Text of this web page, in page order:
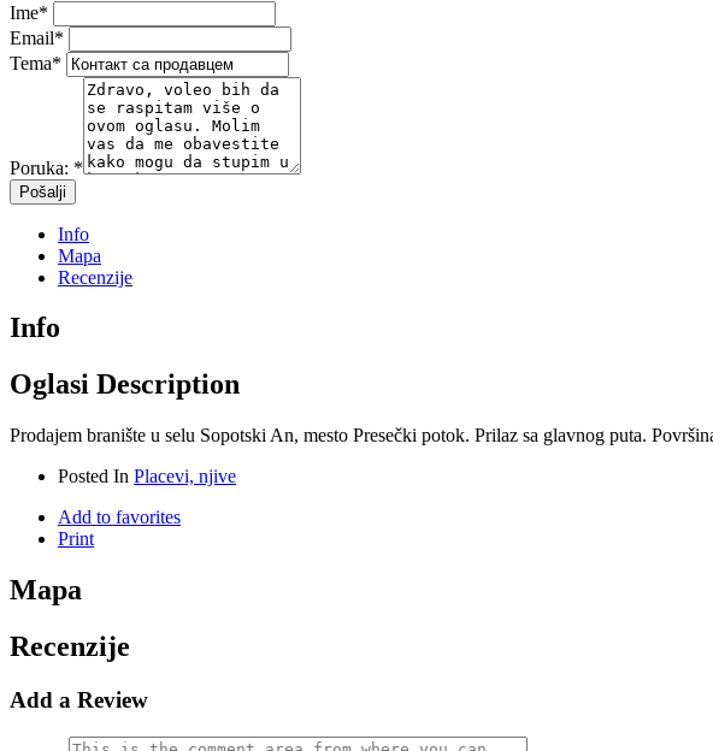
Ime*
Email*
Tema*
Poruka: *
Info
Mapa
Recenzije
Info
Oglasi Description
Prodajem branište u selu Sopotski An, mesto Presečki potok. Prilaz sa glavnog puta.
Posted In Placevi, njive
Add to favorites
Print
Mapa
Recenzije
Add a Review